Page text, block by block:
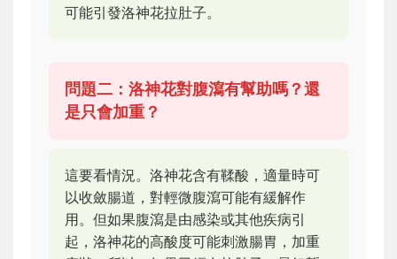
可能引發洛神花拉肚子。
問題二：洛神花對腹瀉有幫助嗎？還
是只會加重？
這要看情況。洛神花含有鞣酸，適量時可
以收斂腸道，對輕微腹瀉可能有緩解作
用。但如果腹瀉是由感染或其他疾病引
起，洛神花的高酸度可能刺激腸胃，加重